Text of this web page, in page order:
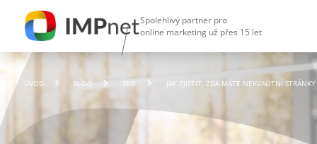
Spolehlivý partner pro
online marketing už přes 15 let
ÚVOD BLOG SEO JAK ZJISTIT, ZDA MÁTE NEKVALITNÍ